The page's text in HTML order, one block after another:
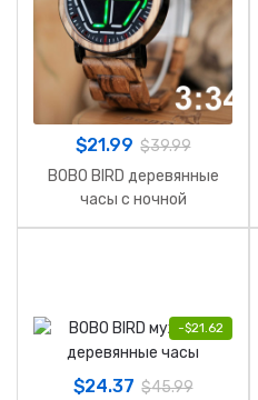
$21.99 $39.99
BOBO BIRD деревянные
часы с ночной
подсветкой
-$21.62
$24.37 $45.99